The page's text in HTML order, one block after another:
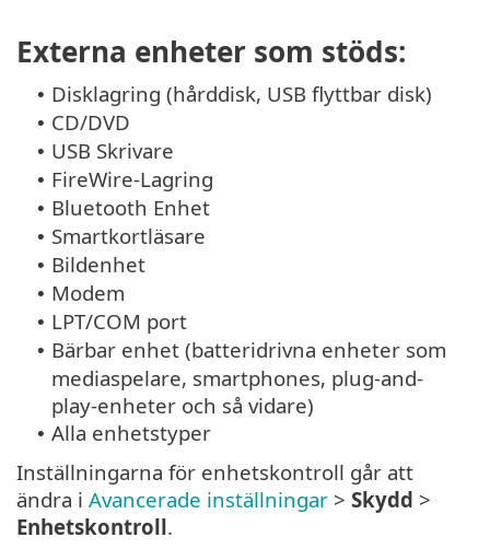
Externa enheter som stöds:
• Disklagring (hårddisk, USB flyttbar disk)
• CD/DVD
• USB Skrivare
• FireWire-Lagring
• Bluetooth Enhet
• Smartkortläsare
• Bildenhet
• Modem
• LPT/COM port
• Bärbar enhet (batteridrivna enheter som
mediaspelare, smartphones, plug-and-
play-enheter och så vidare)
• Alla enhetstyper
Inställningarna för enhetskontroll går att
ändra i Avancerade inställningar > Skydd >
Enhetskontroll.